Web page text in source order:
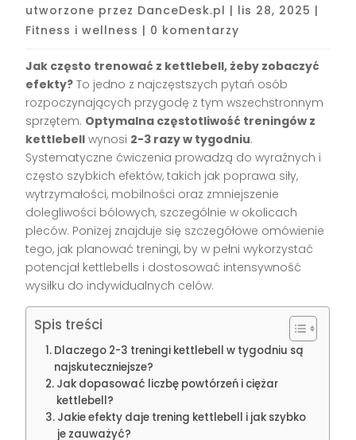
utworzone przez DanceDesk.pl | lis 28, 2025 |
Fitness i wellness | 0 komentarzy
Jak często trenować z kettlebell, żeby zobaczyć
efekty? To jedno z najczęstszych pytań osób
rozpoczynających przygodę z tym wszechstronnym
sprzętem. Optymalna częstotliwość treningów z
kettlebell wynosi 2-3 razy w tygodniu.
Systematyczne ćwiczenia prowadzą do wyraźnych i
często szybkich efektów, takich jak poprawa siły,
wytrzymałości, mobilności oraz zmniejszenie
dolegliwości bólowych, szczególnie w okolicach
pleców. Poniżej znajduje się szczegółowe omówienie
tego, jak planować treningi, by w pełni wykorzystać
potencjał kettlebells i dostosować intensywność
wysiłku do indywidualnych celów.
Spis treści
Dlaczego 2-3 treningi kettlebell w tygodniu są
najskuteczniejsze?
Jak dopasować liczbę powtórzeń i ciężar
kettlebell?
Jakie efekty daje trening kettlebell i jak szybko
je zauważyć?